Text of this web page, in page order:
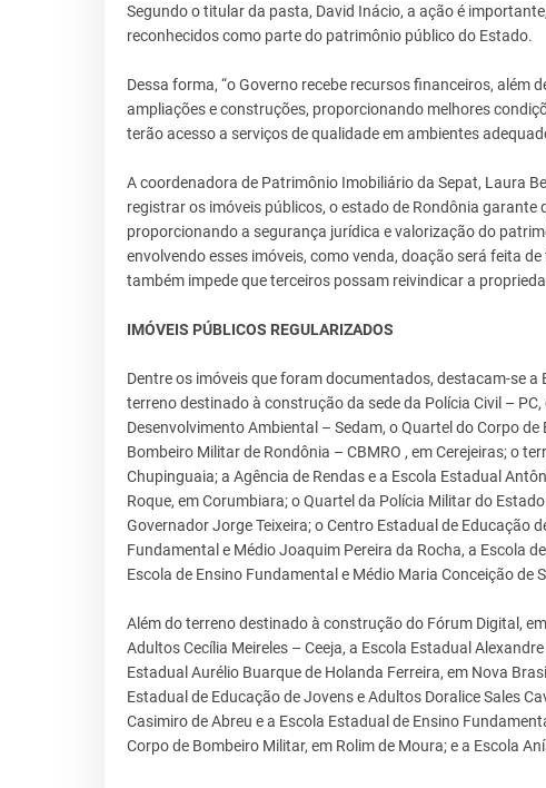
Segundo o titular da pasta, David Inácio, a ação é
reconhecidos como parte do patrimônio público do Estado.
Dessa forma, “o Governo recebe recursos financeiros,
ampliações e construções, proporcionando melhores
terão acesso a serviços de qualidade em ambientes
A coordenadora de Patrimônio Imobiliário da Sepat, Laura
registrar os imóveis públicos, o estado de Rondônia garante
proporcionando a segurança jurídica e valorização do
envolvendo esses imóveis, como venda, doação será feita
também impede que terceiros possam reivindicar a
IMÓVEIS PÚBLICOS REGULARIZADOS
Dentre os imóveis que foram documentados, destacam-se
terreno destinado à construção da sede da Polícia Civil –
Desenvolvimento Ambiental – Sedam, o Quartel do Corpo
Bombeiro Militar de Rondônia – CBMRO , em Cerejeiras; o
Chupinguaia; a Agência de Rendas e a Escola Estadual
Roque, em Corumbiara; o Quartel da Polícia Militar do
Governador Jorge Teixeira; o Centro Estadual de Educação
Fundamental e Médio Joaquim Pereira da Rocha, a Escola
Escola de Ensino Fundamental e Médio Maria Conceição de
Além do terreno destinado à construção do Fórum Digital,
Adultos Cecília Meireles – Ceeja, a Escola Estadual
Estadual Aurélio Buarque de Holanda Ferreira, em Nova
Estadual de Educação de Jovens e Adultos Doralice Sales
Casimiro de Abreu e a Escola Estadual de Ensino
Corpo de Bombeiro Militar, em Rolim de Moura; e a Escola